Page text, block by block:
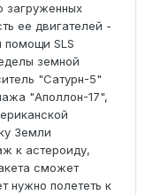
загруженных
ее двигателей -
помощи SLS
земной
"Сатурн-5"
"Аполлон-17",
Земли
к астероиду,
сможет
нужно полететь к